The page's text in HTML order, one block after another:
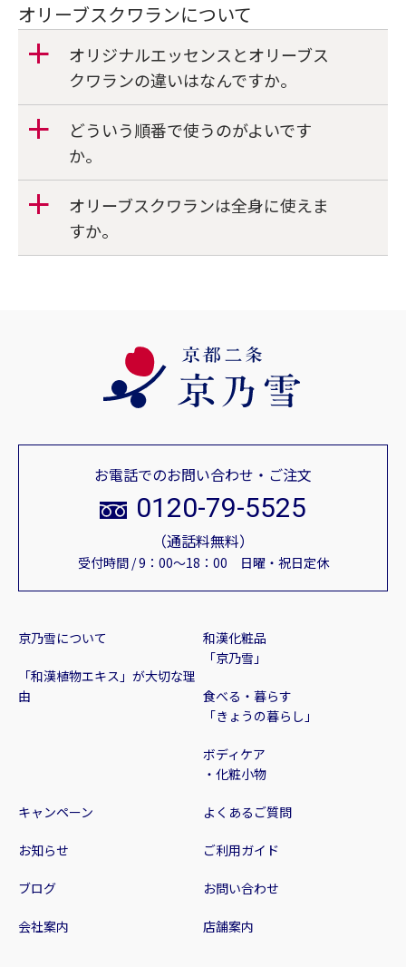
オリーブスクワランについて
a
オリジナルエッセンスとオリーブス
クワランの違いはなんですか。
a
どういう順番で使うのがよいです
か。
a
オリーブスクワランは全身に使えま
すか。
京乃雪について
「和漢植物エキス」が大切な理
由
和漢化粧品
「京乃雪」
食べる・暮らす
「きょうの暮らし」
ボディケア
・化粧小物
キャンペーン
お知らせ
ブログ
会社案内 店舗案内
よくあるご質問
ご利用ガイド
お問い合わせ
お電話でのお問い合わせ・ご注文
0120-79-5525
（通話料無料）
受付時間 / 9：00～18：00 日曜・祝日定休